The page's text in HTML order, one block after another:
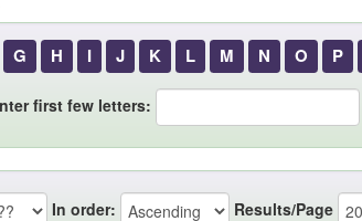
G H I J K L M N O P
first few letters:
In order: Results/Page